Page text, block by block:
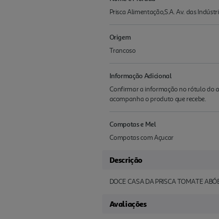
Prisca Alimentação,S.A. Av. das
Origem
Trancoso
Informação Adicional
Confirmar a informação no rótulo do
acompanha o produto que recebe.
Compotas e Mel
Compotas com Açucar
Descrição
DOCE CASA DA PRISCA TOMATE
Avaliações